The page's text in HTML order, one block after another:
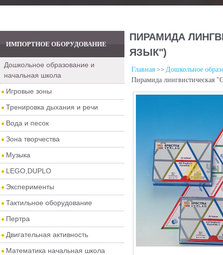
ИМПОРТНОЕ ОБОРУДОВАНИЕ
Дошкольное образование и
начальная школа
Игровые зоны
Тренировка дыхания и речи
Вода и песок
Зона творчества
Музыка
LEGO,DUPLO
Эксперименты
Тактильное оборудование
Пертра
Двигательная активность
Математика начальная школа
ПИРАМИДА
ЯЗЫК")
Главная
Дошкольное
Пирамида лингвистическая